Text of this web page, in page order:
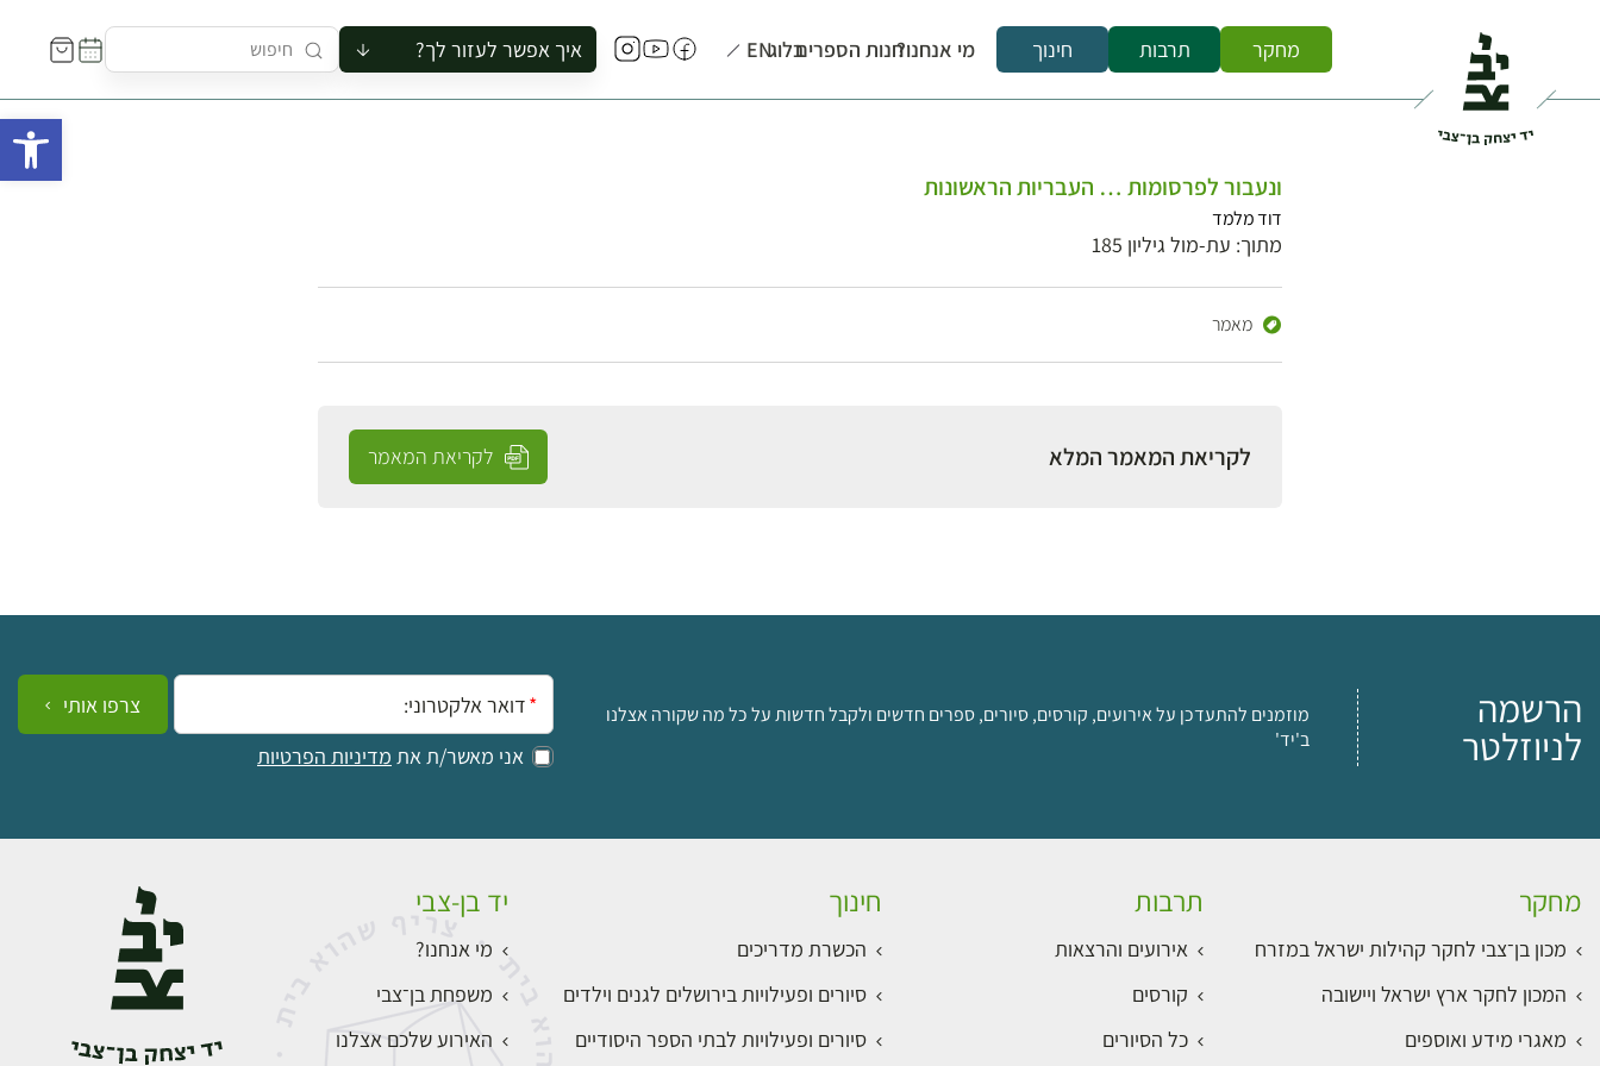
מחקר תרבות חינוך מי אנחנו?חנות הספריםבלוגEN איך אפשר לעזור לך?
להזמין סיור לקבוצה
ונעבור לפרסומות … העבריות הראשונות
דוד מלמד
מתוך: עת-מול גיליון 185
מאמר
לקריאת המאמר המלא לקריאת המאמר
הרשמה
לניוזלטר
מוזמנים להתעדכן על אירועים, קורסים, סיורים, ספרים חדשים ולקבל חדשות על כל מה שקורה אצלנו
ב'יד'
אימייל:
אני מאשר/ת את מדיניות הפרטיות
צרפו אותי
מחקר
מכון בן־צבי לחקר קהילות ישראל במזרח
המכון לחקר ארץ ישראל ויישובה
מאגרי מידע ואוספים
תרבות
אירועים והרצאות
קורסים
כל הסיורים
חינוך
הכשרת מדריכים
סיורים ופעילויות בירושלים לגנים וילדים
סיורים ופעילויות לבתי הספר היסודיים
יד בן-צבי
מי אנחנו?
משפחת בן־צבי
האירוע שלכם אצלנו